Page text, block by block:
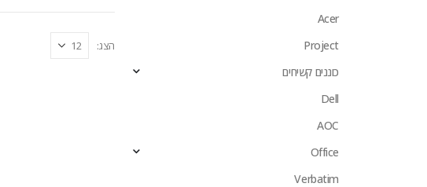
הצג:
Acer
Project
כוננים קשיחים
Dell
AOC
Office
Verbatim